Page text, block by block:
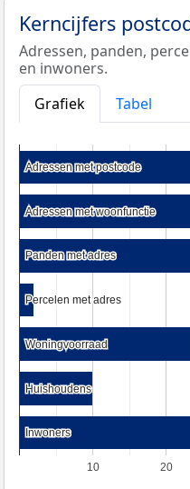
Kerncijfers
Adressen, panden,
en inwoners.
Grafiek
Tabel
10 20
Adressen met postcode
Adressen met postcode
Adressen met woonfunctie
Adressen met woonfunctie
Panden met adres
Panden met adres
Percelen met adres
Percelen met adres
Woningvoorraad
Woningvoorraad
Huishoudens
Huishoudens
Inwoners
Inwoners